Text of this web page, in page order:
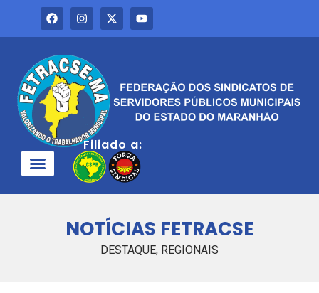
Filiado a:
NOTÍCIAS FETRACSE
DESTAQUE, REGIONAIS